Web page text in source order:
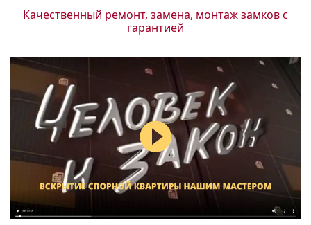
Качественный ремонт, замена, монтаж замков с
гарантией